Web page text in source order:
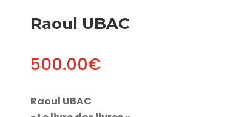
Raoul UBAC
500.00€
Raoul UBAC